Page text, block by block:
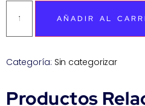
AÑADIR AL
Categoría: Sin categorizar
Productos